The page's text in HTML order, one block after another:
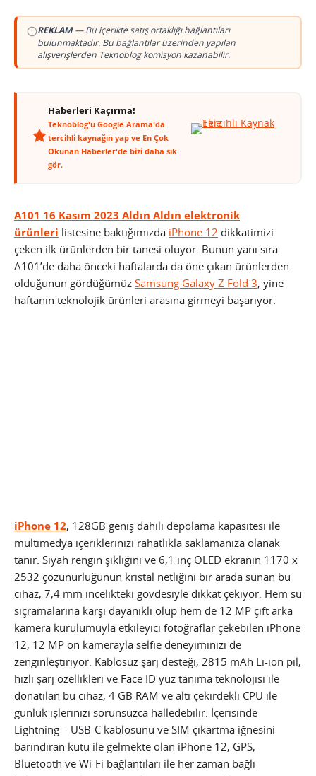
REKLAM— Bu içerikte satış ortaklığı bağlantıları
bulunmaktadır. Bu bağlantılar üzerinden yapılan
alışverişlerden Teknoblog komisyon kazanabilir.
Haberleri Kaçırma!
Teknoblog'u Google Arama'da
tercihli kaynağın yap ve En Çok
Okunan Haberler'de bizi daha sık
gör.
A101 16 Kasım 2023 Aldın Aldın elektronik
ürünleri listesine baktığımızda iPhone 12 dikkatimizi
çeken ilk ürünlerden bir tanesi oluyor. Bunun yanı sıra
A101’de daha önceki haftalarda da öne çıkan ürünlerden
olduğunun gördüğümüz Samsung Galaxy Z Fold 3, yine
haftanın teknolojik ürünleri arasına girmeyi başarıyor.
iPhone 12, 128GB geniş dahili depolama kapasitesi ile
multimedya içeriklerinizi rahatlıkla saklamanıza olanak
tanır. Siyah rengin şıklığını ve 6,1 inç OLED ekranın 1170 x
2532 çözünürlüğünün kristal netliğini bir arada sunan bu
cihaz, 7,4 mm incelikteki gövdesiyle dikkat çekiyor. Hem su
sıçramalarına karşı dayanıklı olup hem de 12 MP çift arka
kamera kurulumuyla etkileyici fotoğraflar çekebilen iPhone
12, 12 MP ön kamerayla selfie deneyiminizi de
zenginleştiriyor. Kablosuz şarj desteği, 2815 mAh Li-ion pil,
hızlı şarj özellikleri ve Face ID yüz tanıma teknolojisi ile
donatılan bu cihaz, 4 GB RAM ve altı çekirdekli CPU ile
günlük işlerinizi sorunsuzca halledebilir. İçerisinde
Lightning – USB-C kablosunu ve SIM çıkartma iğnesini
barındıran kutu ile gelmekte olan iPhone 12, GPS,
Bluetooth ve Wi-Fi bağlantıları ile her zaman bağlı